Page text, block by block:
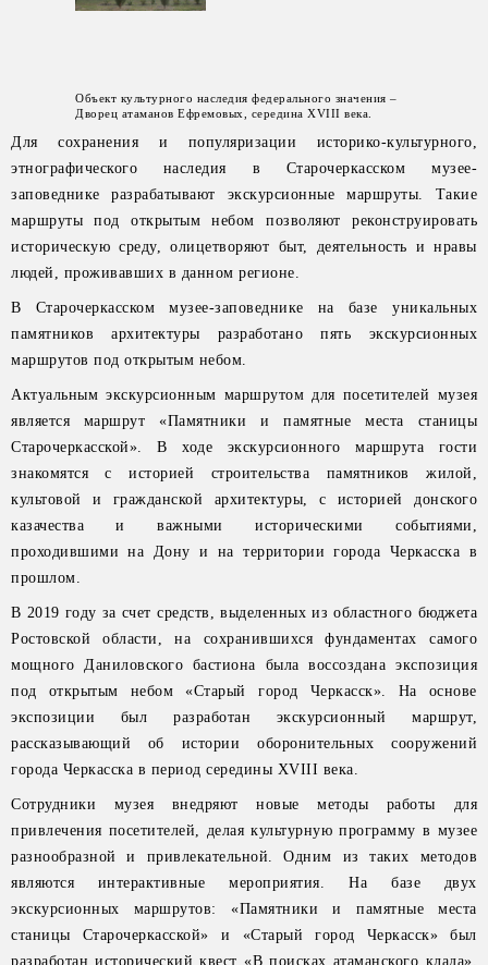
Объект культурного наследия федерального значения –
Дворец атаманов Ефремовых, середина XVIII века.
Для сохранения и популяризации историко-культурного,
этнографического наследия в Старочеркасском музее-
заповеднике разрабатывают экскурсионные маршруты. Такие
маршруты под открытым небом позволяют реконструировать
историческую среду, олицетворяют быт, деятельность и нравы
людей, проживавших в данном регионе.
В Старочеркасском музее-заповеднике на базе уникальных
памятников архитектуры разработано пять экскурсионных
маршрутов под открытым небом.
Актуальным экскурсионным маршрутом для посетителей музея
является маршрут «Памятники и памятные места станицы
Старочеркасской». В ходе экскурсионного маршрута гости
знакомятся с историей строительства памятников жилой,
культовой и гражданской архитектуры, с историей донского
казачества и важными историческими событиями,
проходившими на Дону и на территории города Черкасска в
прошлом.
В 2019 году за счет средств, выделенных из областного бюджета
Ростовской области, на сохранившихся фундаментах самого
мощного Даниловского бастиона была воссоздана экспозиция
под открытым небом «Старый город Черкасск». На основе
экспозиции был разработан экскурсионный маршрут,
рассказывающий об истории оборонительных сооружений
города Черкасска в период середины XVIII века.
Сотрудники музея внедряют новые методы работы для
привлечения посетителей, делая культурную программу в музее
разнообразной и привлекательной. Одним из таких методов
являются интерактивные мероприятия. На базе двух
экскурсионных маршрутов: «Памятники и памятные места
станицы Старочеркасской» и «Старый город Черкасск» был
разработан исторический квест «В поисках атаманского клада».